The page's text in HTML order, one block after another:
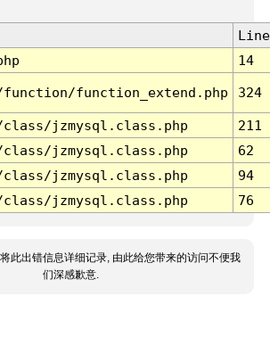
Line
14
function_extend.php 324
class/jzmysql.class.php
211
class/jzmysql.class.php
62
class/jzmysql.class.php
94
class/jzmysql.class.php 76
此出错信息详细记录, 由此给您带来的访问不便我
们深感歉意.